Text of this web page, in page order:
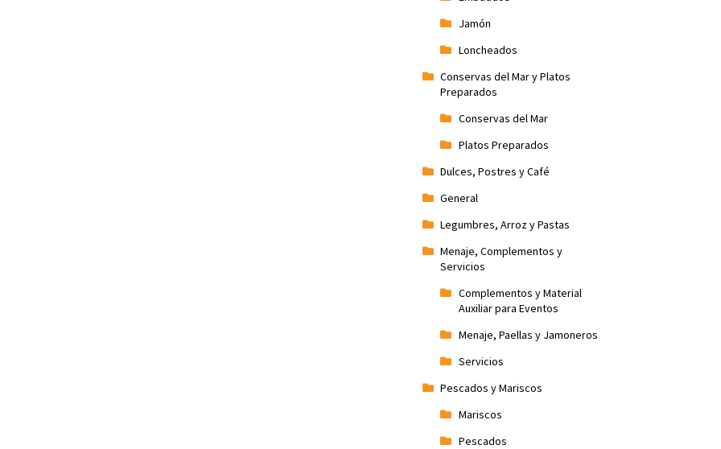
Jamón
Loncheados
Conservas del Mar y Platos
Preparados
Conservas del Mar
Platos Preparados
Dulces, Postres y Café
General
Legumbres, Arroz y Pastas
Menaje, Complementos y
Servicios
Complementos y Material
Auxiliar para Eventos
Menaje, Paellas y Jamoneros
Servicios
Pescados y Mariscos
Mariscos
Pescados